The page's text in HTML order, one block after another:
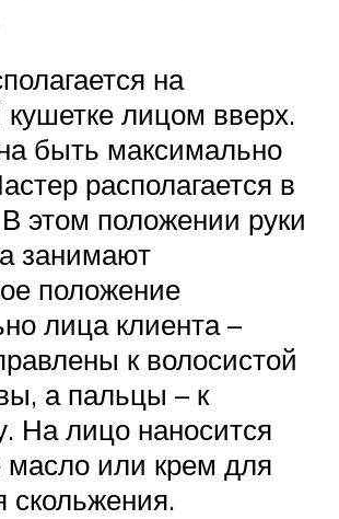
на
лицом вверх.
быть максимально
располагается в
В этом положении руки
занимают
положение
лица клиента –
к волосистой
а пальцы – к
На лицо наносится
или крем для
скольжения.